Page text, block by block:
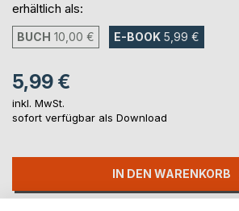
erhältlich als:
BUCH 10,00 € E-BOOK 5,99 €
5,99 €
inkl. MwSt.
sofort verfügbar als Download
IN DEN WARENKORB